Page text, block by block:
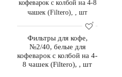
Фильтры для кофе,
№2/40, белые для
кофеварок с колбой на 4-
8 чашек (Filtero), , шт